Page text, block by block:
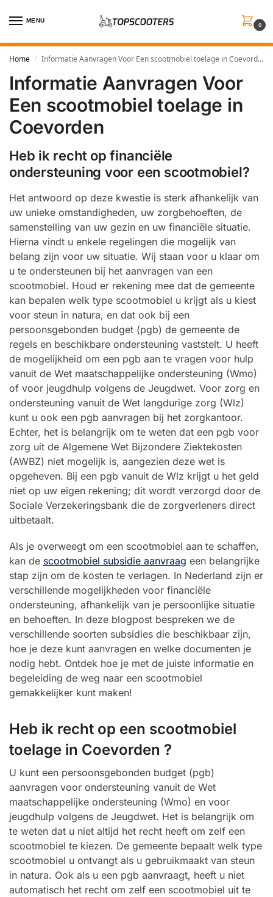
MENU
0
Home / Informatie Aanvragen Voor Een scootmobiel toelage in Coevorden
Informatie Aanvragen Voor
Een scootmobiel toelage in
Coevorden
Heb ik recht op financiële
ondersteuning voor een scootmobiel?
Het antwoord op deze kwestie is sterk afhankelijk van
uw unieke omstandigheden, uw zorgbehoeften, de
samenstelling van uw gezin en uw financiële situatie.
Hierna vindt u enkele regelingen die mogelijk van
belang zijn voor uw situatie. Wij staan voor u klaar om
u te ondersteunen bij het aanvragen van een
scootmobiel. Houd er rekening mee dat de gemeente
kan bepalen welk type scootmobiel u krijgt als u kiest
voor steun in natura, en dat ook bij een
persoonsgebonden budget (pgb) de gemeente de
regels en beschikbare ondersteuning vaststelt. U heeft
de mogelijkheid om een pgb aan te vragen voor hulp
vanuit de Wet maatschappelijke ondersteuning (Wmo)
of voor jeugdhulp volgens de Jeugdwet. Voor zorg en
ondersteuning vanuit de Wet langdurige zorg (Wlz)
kunt u ook een pgb aanvragen bij het zorgkantoor.
Echter, het is belangrijk om te weten dat een pgb voor
zorg uit de Algemene Wet Bijzondere Ziektekosten
(AWBZ) niet mogelijk is, aangezien deze wet is
opgeheven. Bij een pgb vanuit de Wlz krijgt u het geld
niet op uw eigen rekening; dit wordt verzorgd door de
Sociale Verzekeringsbank die de zorgverleners direct
uitbetaalt.
Als je overweegt om een scootmobiel aan te schaffen,
kan de scootmobiel subsidie aanvraag een belangrijke
stap zijn om de kosten te verlagen. In Nederland zijn er
verschillende mogelijkheden voor financiële
ondersteuning, afhankelijk van je persoonlijke situatie
en behoeften. In deze blogpost bespreken we de
verschillende soorten subsidies die beschikbaar zijn,
hoe je deze kunt aanvragen en welke documenten je
nodig hebt. Ontdek hoe je met de juiste informatie en
begeleiding de weg naar een scootmobiel
gemakkelijker kunt maken!
Heb ik recht op een scootmobiel
toelage in Coevorden ?
U kunt een persoonsgebonden budget (pgb)
aanvragen voor ondersteuning vanuit de Wet
maatschappelijke ondersteuning (Wmo) en voor
jeugdhulp volgens de Jeugdwet. Het is belangrijk om
te weten dat u niet altijd het recht heeft om zelf een
scootmobiel te kiezen. De gemeente bepaalt welk type
scootmobiel u ontvangt als u gebruikmaakt van steun
in natura. Ook als u een pgb aanvraagt, heeft u niet
automatisch het recht om zelf een scootmobiel uit te